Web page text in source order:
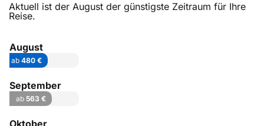
Aktuell ist der August der günstigste Zeitraum für Ihre
Reise.
August
ab480 €
September
ab 563 €
Oktober